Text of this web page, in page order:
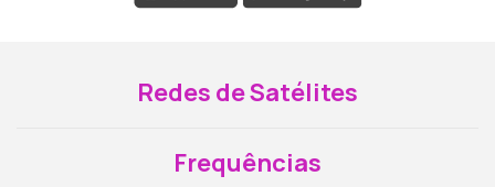
Redes de Satélites
Frequências